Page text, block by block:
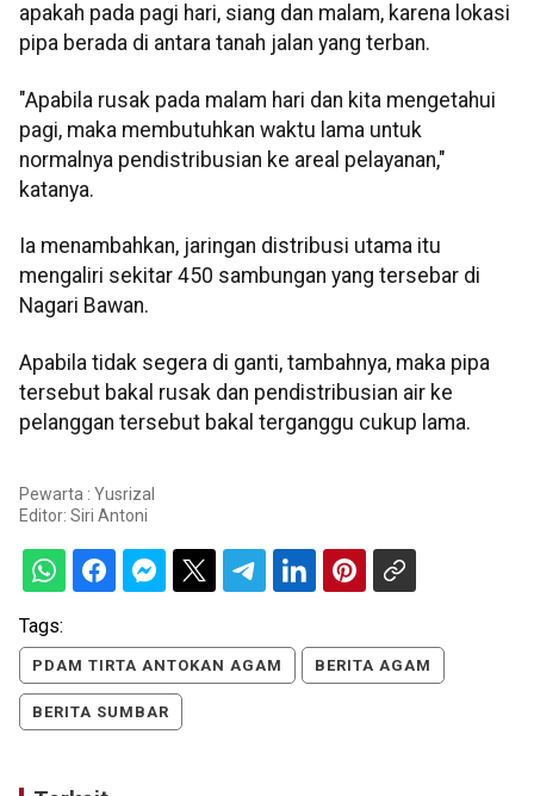
apakah pada pagi hari, siang dan malam, karena lokasi
pipa berada di antara tanah jalan yang terban.
"Apabila rusak pada malam hari dan kita mengetahui
pagi, maka membutuhkan waktu lama untuk
normalnya pendistribusian ke areal pelayanan,"
katanya.
Ia menambahkan, jaringan distribusi utama itu
mengaliri sekitar 450 sambungan yang tersebar di
Nagari Bawan.
Apabila tidak segera di ganti, tambahnya, maka pipa
tersebut bakal rusak dan pendistribusian air ke
pelanggan tersebut bakal terganggu cukup lama.
Pewarta : Yusrizal
Editor: Siri Antoni
Tags:
PDAM TIRTA ANTOKAN AGAM BERITA AGAM
BERITA SUMBAR